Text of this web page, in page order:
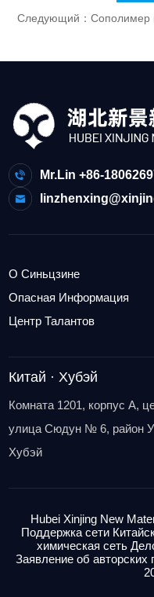
Следующий： Сополимер
Mr.Lin +86-
О Синьцзине
Опасная Информация
Центр Талантов
Китай · Хубэй
Комната 1201, корпус A,
улица Сюдун № 6, район
Хубэй
Hubei Xinjing New
Поддержка сети
химическая сеть
Заявление об авторских